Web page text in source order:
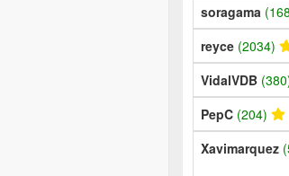
soragama
reyce (2034)
VidalVDB
PepC (204)
Xavimarquez